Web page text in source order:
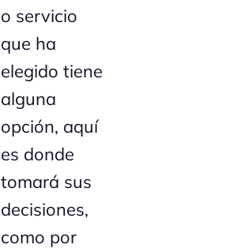
o servicio
que ha
elegido tiene
alguna
opción, aquí
es donde
tomará sus
decisiones,
como por